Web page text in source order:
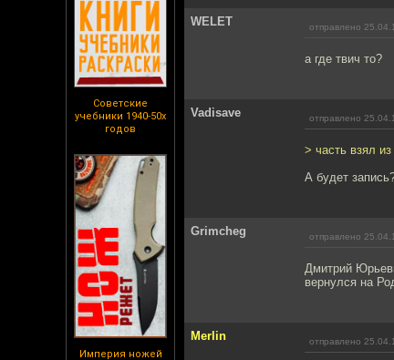
Советские
учебники 1940-50х
годов
Империя ножей
WELET отправлено
а где твич то?
Vadisave отправлено
> часть взял
А будет
Grimcheg отправлено
Дмитрий
вернулся на
Merlin отправлено